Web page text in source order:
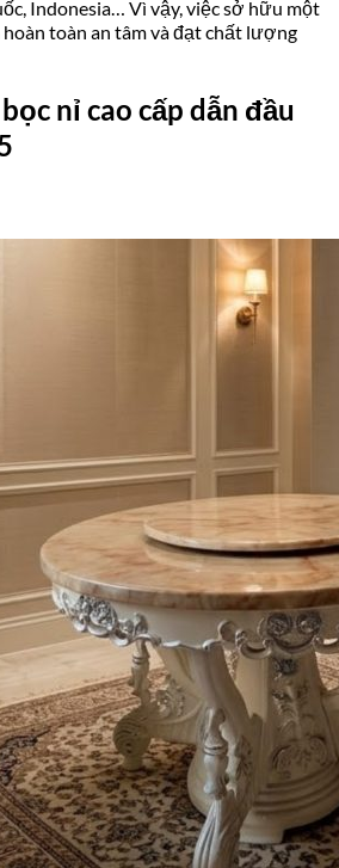
Indonesia… Vì vậy, việc sở hữu một
hoàn toàn an tâm và đạt chất lượng
nỉ cao cấp dẫn đầu